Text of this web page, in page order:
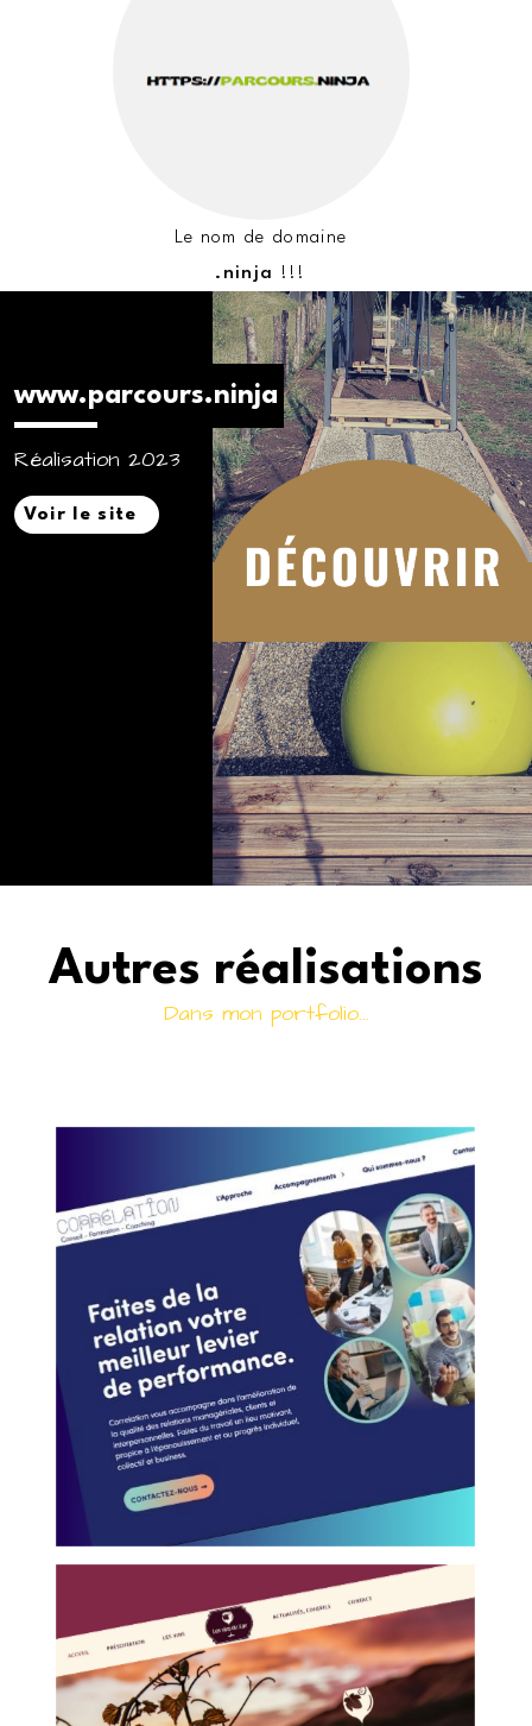
Le nom de domaine
.ninja
!!!
www.parcours.ninja
Réalisation 2023
Voir le site
Autres réalisations
Dans mon portfolio...
CORRÉLATION
Conseils Formation Coaching